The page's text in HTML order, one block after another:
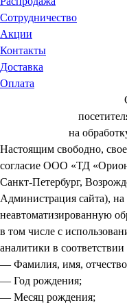
Сотрудничество
Акции
Контакты
Доставка
Оплата
на
Настоящим свободно,
согласие ООО «ТД
Санкт-Петербург,
Администрация сайта),
неавтоматизированную
в том числе с
аналитики в
— Фамилия, имя,
— Год рождения;
— Месяц рождения;